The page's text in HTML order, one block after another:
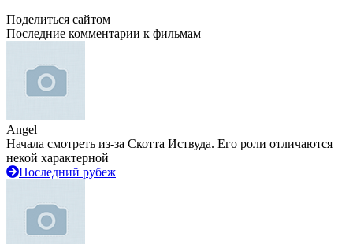
Поделиться сайтом
Последние комментарии к фильмам
Angel
Начала смотреть из-за Скотта Иствуда. Его роли отличаются
некой характерной
Последний рубеж